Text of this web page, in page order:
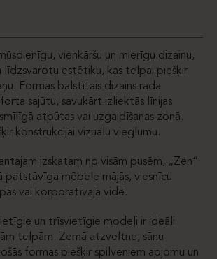
vienkāršu un mierīgu dizainu,
līdzsvarotu estētiku, kas telpai piešķir
Formās balstītais dizains rada
sajūtu, savukārt izliektās līnijas
atpūtas vai uzgaidīšanas zonā.
konstrukcijai vizuālu vieglumu.
izskatam no visām pusēm, „Zen“
patstāvīga mēbele mājās, viesnīcu
vai korporatīvajā vidē.
un trīsvietīgie modeļi ir ideāli
telpām. Zemā atzveltne, sānu
formas piešķir spilveniem apjomu un